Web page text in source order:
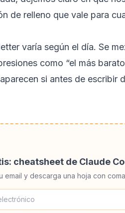
de relleno que vale para
varía según el día. Se
como “el más
si antes de escribir
cheatsheet de Claude
email y descarga una hoja con